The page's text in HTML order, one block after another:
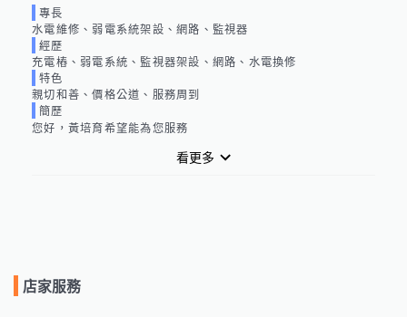
專長
水電維修、弱電系統架設、網路、監視器
經歷
充電樁、弱電系統、監視器架設、網路、水電換修
特色
親切和善、價格公道、服務周到
簡歷
您好，黃培育希望能為您服務
看更多
店家服務